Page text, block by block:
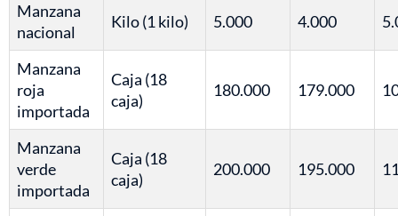
Manzana
nacional
Kilo (1 kilo) 5.000 4.000
Manzana
roja
importada
Caja (18
caja)
180.000 179.000
Manzana
verde
importada
Caja (18
caja)
200.000 195.000